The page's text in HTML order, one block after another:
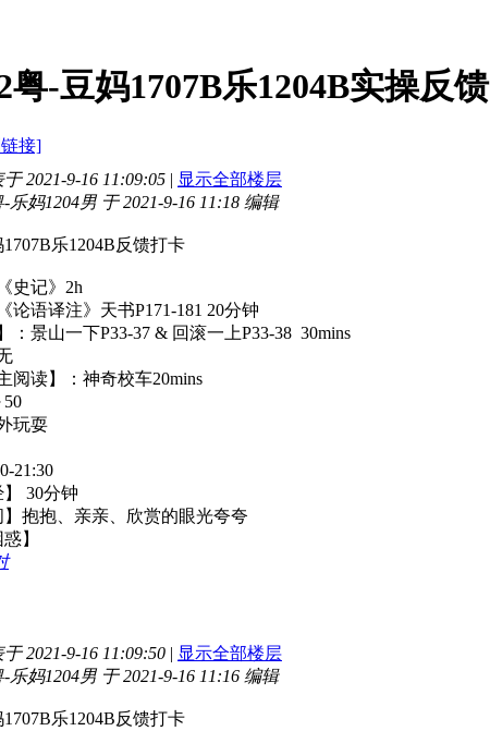
粤-豆妈1707B乐1204B实操反馈
接]
2021-9-16 11:09:05 | 显示全部楼层
乐妈1204男 于 2021-9-16 11:18 编辑
乐1204B反馈打卡
史记》2h
论语译注》天书P171-181 20分钟
：景山一下P33-37 & 回滚一上P33-38 30mins
阅读】：神奇校车20mins
玩耍
21:30
30分钟
】抱抱、亲亲、欣赏的眼光夸夸
】
2021-9-16 11:09:50 | 显示全部楼层
乐妈1204男 于 2021-9-16 11:16 编辑
乐1204B反馈打卡